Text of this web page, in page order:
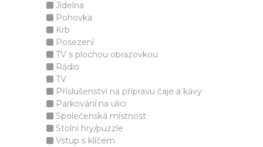
Jídelna
Pohovka
Krb
Posezení
TV s plochou obrazovkou
Rádio
TV
Příslušenství na přípravu čaje a kávy
Parkování na ulici
Společenská místnost
Stolní hry/puzzle
Vstup s klíčem